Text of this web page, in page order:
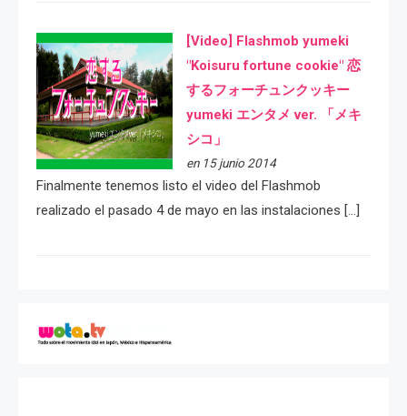
[Video] Flashmob yumeki
"Koisuru fortune cookie" 恋
するフォーチュンクッキー
yumeki エンタメ ver. 「メキ
シコ」
en 15 junio 2014
Finalmente tenemos listo el video del Flashmob
realizado el pasado 4 de mayo en las instalaciones […]